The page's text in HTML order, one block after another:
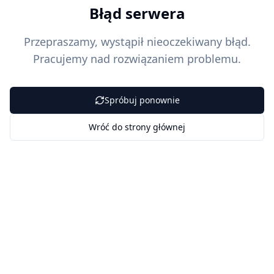
Błąd serwera
Przepraszamy, wystąpił nieoczekiwany błąd.
Pracujemy nad rozwiązaniem problemu.
Spróbuj ponownie
Wróć do strony głównej